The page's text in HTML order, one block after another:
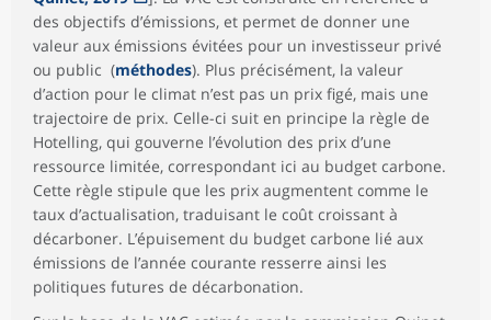
des objectifs d’émissions, et permet de donner une
valeur aux émissions évitées pour un investisseur privé
ou public (méthodes). Plus précisément, la valeur
d’action pour le climat n’est pas un prix figé, mais une
trajectoire de prix. Celle-ci suit en principe la règle de
Hotelling, qui gouverne l’évolution des prix d’une
ressource limitée, correspondant ici au budget carbone.
Cette règle stipule que les prix augmentent comme le
taux d’actualisation, traduisant le coût croissant à
décarboner. L’épuisement du budget carbone lié aux
émissions de l’année courante resserre ainsi les
politiques futures de décarbonation.